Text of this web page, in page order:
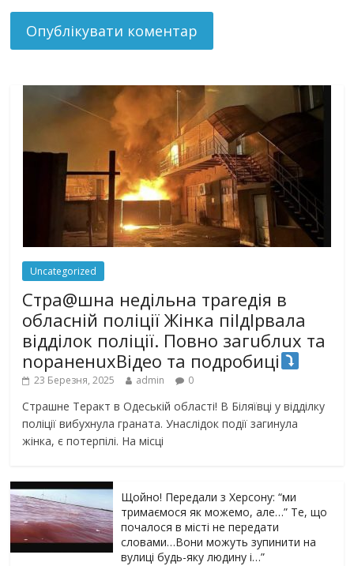
Uncategorized
Стра@шна недільна траrедія в
обласній поліції Жінка піlдlрвала
відділок поліції. Повно загuблuх та
nораненuхВідео та подробиці
23 Березня, 2025 admin 0
Страшне Теракт в Одеській області! В Біляївці у відділку
поліції вибухнула граната. Унаслідок події загинула
жінка, є потерпілі. На місці
Щойно! Передали з Херсону: “ми
тримаємося як можемо, але…” Те, що
почалося в місті не передати
словами…Вони можуть зупинити на
вулиці будь-яку людину і…”